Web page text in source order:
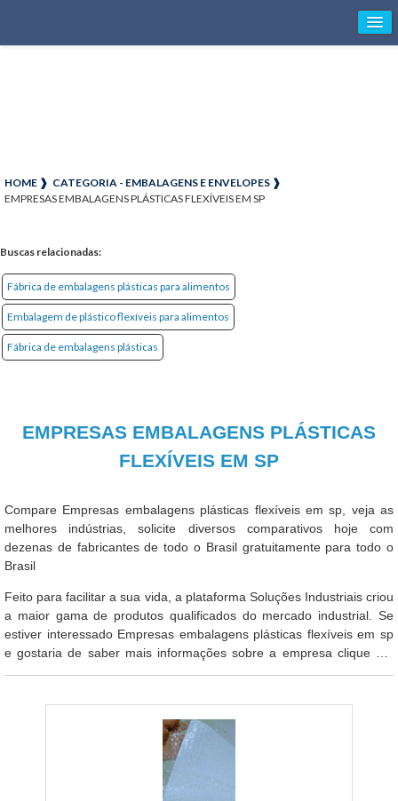
HOME ❱ CATEGORIA - EMBALAGENS E ENVELOPES ❱
EMPRESAS EMBALAGENS PLÁSTICAS FLEXÍVEIS EM SP
Buscas relacionadas:
Fábrica de embalagens plásticas para alimentos
Embalagem de plástico flexíveis para alimentos
Fábrica de embalagens plásticas
EMPRESAS EMBALAGENS PLÁSTICAS
FLEXÍVEIS EM SP
Compare Empresas embalagens plásticas flexíveis em sp, veja as
melhores indústrias, solicite diversos comparativos hoje com
dezenas de fabricantes de todo o Brasil gratuitamente para todo o
Brasil
Feito para facilitar a sua vida, a plataforma Soluções Industriais criou
a maior gama de produtos qualificados do mercado industrial. Se
estiver interessado Empresas embalagens plásticas flexíveis em sp
e gostaria de saber mais informações sobre a empresa clique em